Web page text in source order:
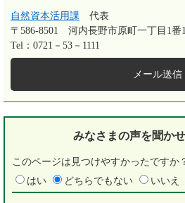
自然資本活用課
代表
〒586-8501
河内長野市原町一丁目1
Tel：0721－53－1111
メール送信
みなさまの声を聞か
このページは見つけやすかったですか
はい
どちらでもない いいえ